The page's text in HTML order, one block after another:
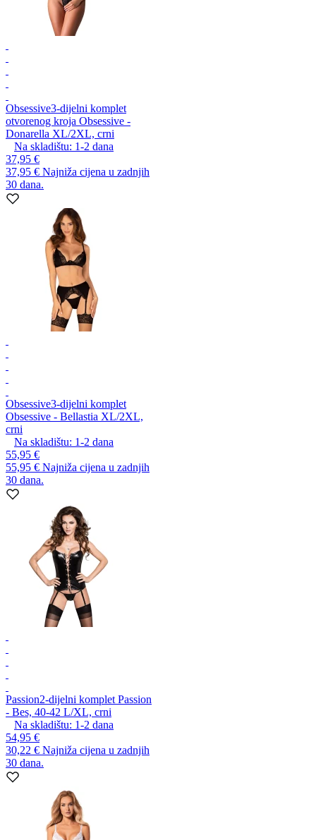
Obsessive3-dijelni komplet
otvorenog kroja Obsessive -
Donarella XL/2XL, crni
Na skladištu: 1-2 dana
37,95 €
37,95 € Najniža cijena u zadnjih
30 dana.
Obsessive3-dijelni komplet
Obsessive - Bellastia XL/2XL,
crni
Na skladištu: 1-2 dana
55,95 €
55,95 € Najniža cijena u zadnjih
30 dana.
Passion2-dijelni komplet Passion
- Bes, 40-42 L/XL, crni
Na skladištu: 1-2 dana
54,95 €
30,22 € Najniža cijena u zadnjih
30 dana.